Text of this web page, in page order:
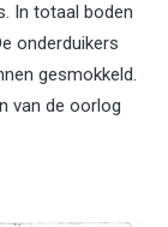
In totaal boden
onderduikers
gesmokkeld.
van de oorlog